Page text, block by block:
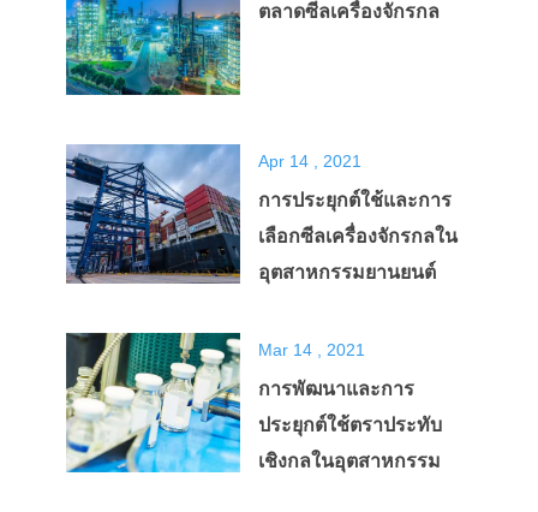
ตลาดซีลเครื่องจักรกล
Apr 14 , 2021
การประยุกต์ใช้และการ
เลือกซีลเครื่องจักรกลใน
อุตสาหกรรมยานยนต์
Mar 14 , 2021
การพัฒนาและการ
ประยุกต์ใช้ตราประทับ
เชิงกลในอุตสาหกรรม